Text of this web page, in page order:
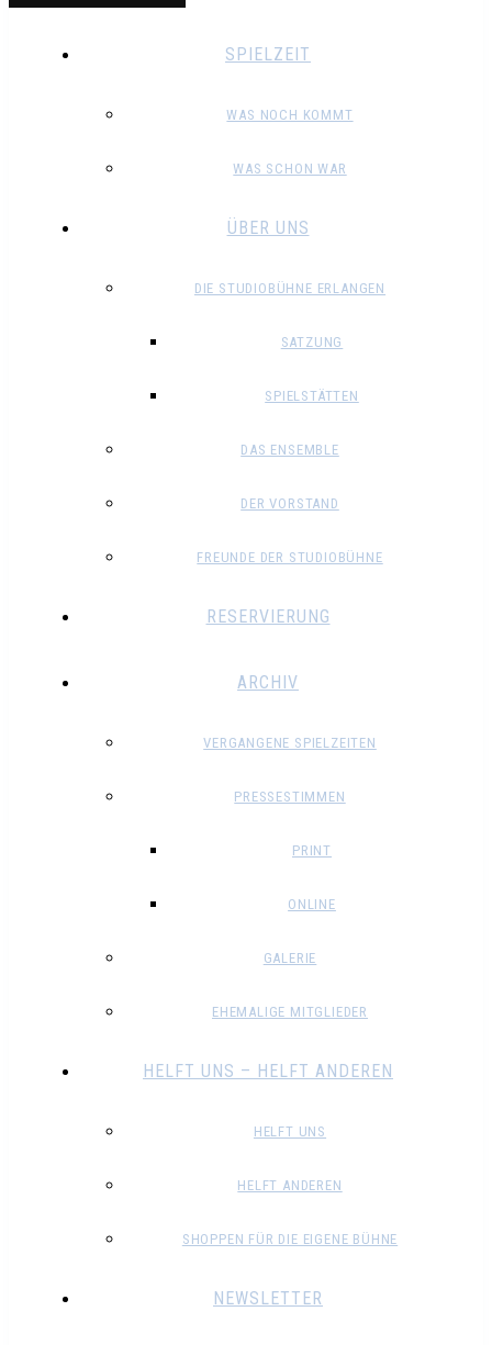
SPIELZEIT
WAS NOCH KOMMT
WAS SCHON WAR
ÜBER UNS
DIE STUDIOBÜHNE ERLANGEN
SATZUNG
SPIELSTÄTTEN
DAS ENSEMBLE
DER VORSTAND
FREUNDE DER STUDIOBÜHNE
RESERVIERUNG
ARCHIV
VERGANGENE SPIELZEITEN
PRESSESTIMMEN
PRINT
ONLINE
GALERIE
EHEMALIGE MITGLIEDER
HELFT UNS – HELFT ANDEREN
HELFT UNS
HELFT ANDEREN
SHOPPEN FÜR DIE EIGENE BÜHNE
NEWSLETTER